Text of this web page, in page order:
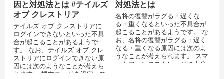
因と対処法とは #テイルズ
オブ クレストリア
テイルズ オブ クレストリアに
ログインできないといった不具
合が起こることがあるようで
す。 なお、テイルズ オブ クレ
ストリアにログインできない原
因には次のようなことが考えら
れます。 機内モードを設定して
対処法とは
名将の復讐がラグる・遅くな
る・重くなるといった不具合が
起こることがあるようです。 な
お、名将の復讐がラグる・遅く
なる・重くなる原因には次のよ
うなことが考えられます。 スマ
ートフォンのストレージに十分